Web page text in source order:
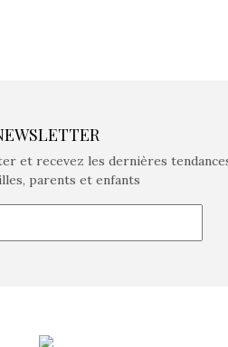
et recevez les dernières
parents et enfants